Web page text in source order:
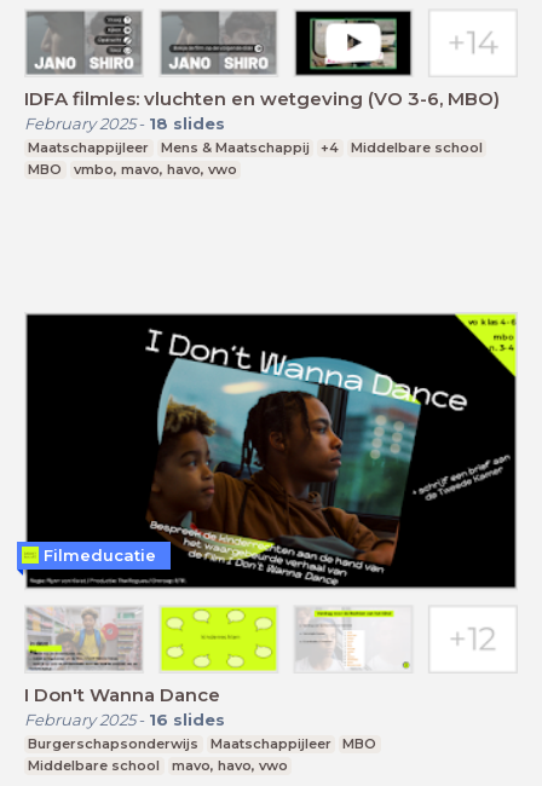
IDFA filmles: vluchten en wetgeving (VO 3-6, MBO)
February 2025- 18 slides
Maatschappijleer Mens & Maatschappij +4
Middelbare school
MBO
vmbo, mavo, havo, vwo
I Don't Wanna Dance
February 2025- 16 slides
Burgerschapsonderwijs Maatschappijleer
MBO
Middelbare school
mavo, havo, vwo
Filmeducatie